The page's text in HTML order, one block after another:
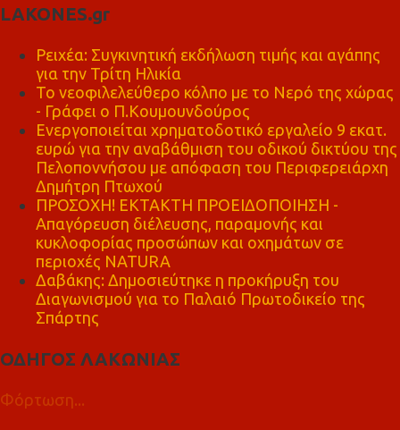
LAKONES.gr
Ρειχέα: Συγκινητική εκδήλωση τιμής και αγάπης
για την Τρίτη Ηλικία
Το νεοφιλελεύθερο κόλπο με το Νερό της χώρας
- Γράφει ο Π.Κουμουνδούρος
Ενεργοποιείται χρηματοδοτικό εργαλείο 9 εκατ.
ευρώ για την αναβάθμιση του οδικού δικτύου της
Πελοποννήσου με απόφαση του Περιφερειάρχη
Δημήτρη Πτωχού
ΠΡΟΣΟΧΗ! ΕΚΤΑΚΤΗ ΠΡΟΕΙΔΟΠΟΙΗΣΗ -
Απαγόρευση διέλευσης, παραμονής και
κυκλοφορίας προσώπων και οχημάτων σε
περιοχές NATURA
Δαβάκης: Δημοσιεύτηκε η προκήρυξη του
Διαγωνισμού για το Παλαιό Πρωτοδικείο της
Σπάρτης
ΟΔΗΓΟΣ ΛΑΚΩΝΙΑΣ
Φόρτωση...